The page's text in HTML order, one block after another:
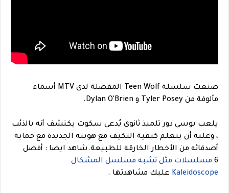
صنعت سلسلة Teen Wolf المفضلة لدى MTV أسماء
مألوفة من Tyler Posey و Dylan O'Brien.
يلعب بوسي دور تلميذ ثانوي يُدعى سكوت يكتشف أنه بالذئب
، وعليه أن يتعلم كيفية التكيف مع هويته الجديدة مع حماية
أصدقائه من الأخطار الخارقة للطبيعة.شاهد ايضا : أفضل
6 مسلسلات مثل تشبه مسلسل المشكال
Kaleidoscope عليك مشاهدتها .